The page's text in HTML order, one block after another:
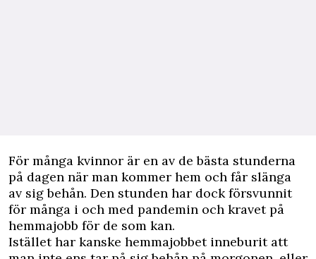
För många kvinnor är en av de bästa stunderna
på dagen när man kommer hem och får slänga
av sig behån. Den stunden har dock försvunnit
för många i och med pandemin och kravet på
hemmajobb för de som kan.
Istället har kanske hemmajobbet inneburit att